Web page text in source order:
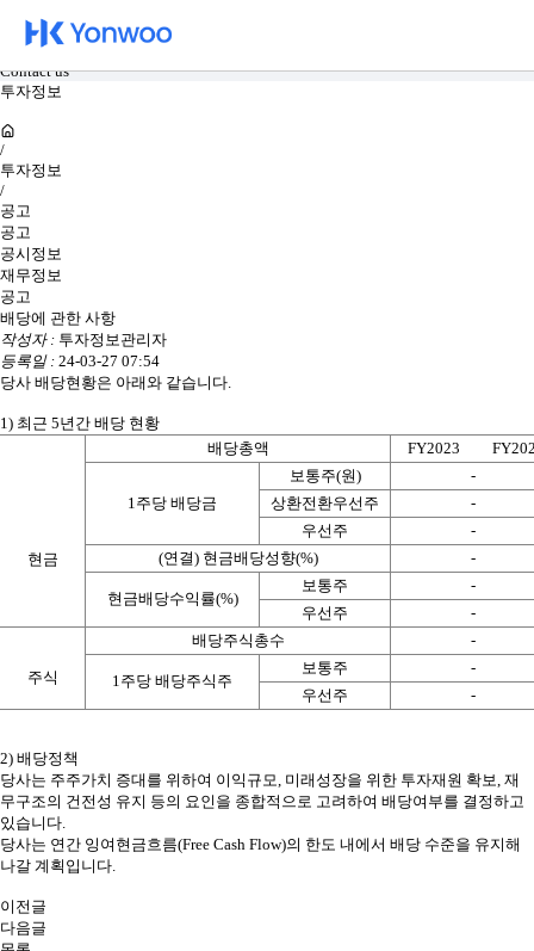
문의하기
Catalog
Contact us
투자정보
/
투자정보
/
공고
공고
공시정보
재무정보
공고
배당에 관한 사항
작성자 : 투자정보관리자
등록일 : 24-03-27 07:54
당사 배당현황은 아래와 같습니다.
1) 최근 5년간 배당 현황
현금
배당총액 FY2023
1주당 배당금
보통주(원)
-
상환전환우선주
-
우선주
-
(연결) 현금배당성향(%)
-
현금배당수익률(%)
보통주
-
우선주
-
주식
배당주식총수 -
1주당 배당주식주
보통주
-
우선주
-
2) 배당정책
당사는 주주가치 증대를 위하여 이익규모, 미래성장을 위한 투자재원 확보, 재
무구조의 건전성 유지 등의 요인을 종합적으로 고려하여 배당여부를 결정하고
있습니다.
당사는 연간 잉여현금흐름(Free Cash Flow)의 한도 내에서 배당 수준을 유지해
나갈 계획입니다.
이전글
다음글